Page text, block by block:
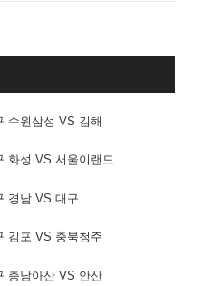
수원삼성 VS 김해
화성 VS 서울이랜드
경남 VS 대구
김포 VS 충북청주
충남아산 VS 안산